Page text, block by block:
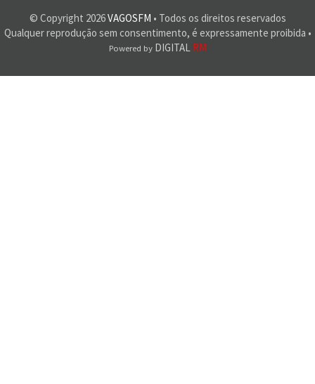
© Copyright 2026VAGOSFM • Todos os direitos reservados
Qualquer reprodução sem consentimento, é expressamente proibida •
Powered byDIGITAL RM